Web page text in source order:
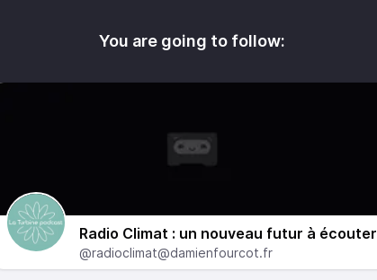
You are going to follow:
Radio Climat : un nouveau futur à écouter
@radioclimat@damienfourcot.fr